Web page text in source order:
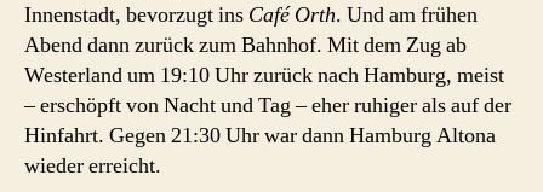
Innenstadt, bevorzugt ins Café Orth. Und am frühen
Abend dann zurück zum Bahnhof. Mit dem Zug ab
Westerland um 19:10 Uhr zurück nach Hamburg, meist
– erschöpft von Nacht und Tag – eher ruhiger als auf der
Hinfahrt. Gegen 21:30 Uhr war dann Hamburg Altona
wieder erreicht.